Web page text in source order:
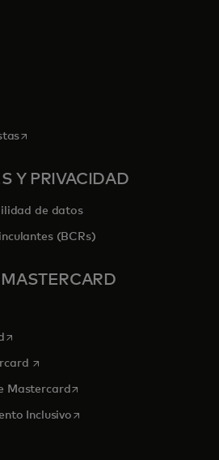
nueva
se abre en una pestaña nueva
Y PRIVACIDAD
de datos
(BCRs)
una pestaña nueva
se abre en una pestaña nueva
se abre en una pestaña nueva
Mastercardse abre en una pestaña
Inclusivose abre en una pestaña